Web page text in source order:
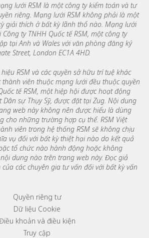
lưới RSM là một công ty kiểm toán và tư
riêng. Mạng lưới RSM không phải là một
giải thích ở bất kỳ lãnh thổ nào. Mạng lưới
ty TNHH Quốc tế RSM, một công ty
tại Anh và Wales với văn phòng đăng ký
Street, London EC1A 4HD.
RSM và các quyền sở hữu trí tuệ khác
viên thuộc mạng lưới đều thuộc quyền
tế RSM, một hiệp hội được hoạt động
sự Thụy Sỹ, được đặt tại Zug. Nội dung
web này không nên được hiểu là dùng
cho những trường hợp cụ thể. RSM Việt
viên trong hệ thống RSM sẽ không chịu
vụ đối với bất kỳ thiệt hại nào do kết quả
tổ chức nào hành động hoặc không
dung nào trên trang web này. Đọc giả
các chuyên gia tư vấn đối với bất kỳ vấn
links
Quyền riêng tư
Dữ liệu Cookie
khoản và điều kiện
Truy cập